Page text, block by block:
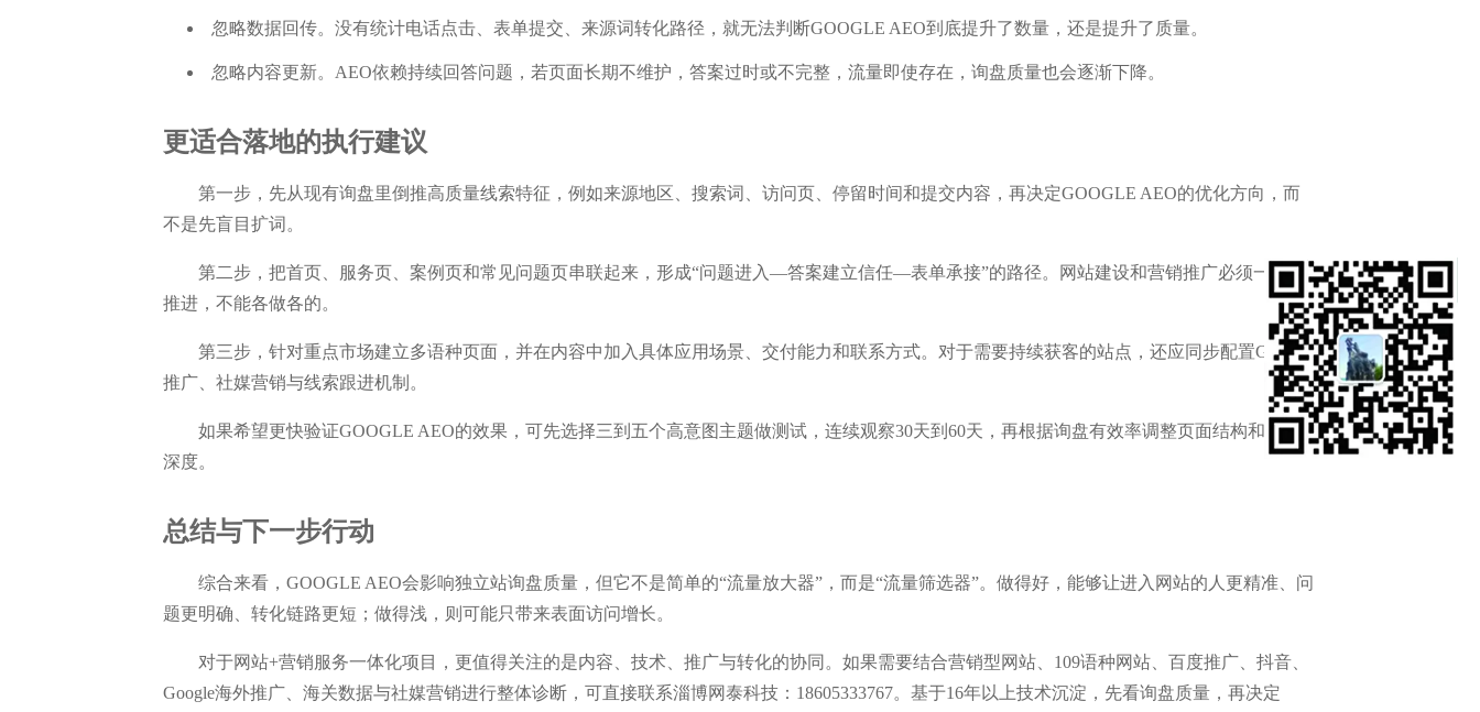
忽略数据回传。没有统计电话点击、表单提交、来源词转化路径，就无法判断GOOGLE AEO到底提升了数量，还是提升了质量。
忽略内容更新。AEO依赖持续回答问题，若页面长期不维护，答案过时或不完整，流量即使存在，询盘质量也会逐渐下降。
更适合落地的执行建议
第一步，先从现有询盘里倒推高质量线索特征，例如来源地区、搜索词、访问页、停留时间和提交内容，再决定GOOGLE AEO的优化方向，而
不是先盲目扩词。
第二步，把首页、服务页、案例页和常见问题页串联起来，形成“问题进入—答案建立信任—表单承接”的路径。网站建设和营销推广必须一体化
推进，不能各做各的。
第三步，针对重点市场建立多语种页面，并在内容中加入具体应用场景、交付能力和联系方式。对于需要持续获客的站点，还应同步配置Google
推广、社媒营销与线索跟进机制。
如果希望更快验证GOOGLE AEO的效果，可先选择三到五个高意图主题做测试，连续观察30天到60天，再根据询盘有效率调整页面结构和内容
深度。
总结与下一步行动
综合来看，GOOGLE AEO会影响独立站询盘质量，但它不是简单的“流量放大器”，而是“流量筛选器”。做得好，能够让进入网站的人更精准、问
题更明确、转化链路更短；做得浅，则可能只带来表面访问增长。
对于网站+营销服务一体化项目，更值得关注的是内容、技术、推广与转化的协同。如果需要结合营销型网站、109语种网站、百度推广、抖音、
Google海外推广、海关数据与社媒营销进行整体诊断，可直接联系淄博网泰科技：18605333767。基于16年以上技术沉淀，先看询盘质量，再决定